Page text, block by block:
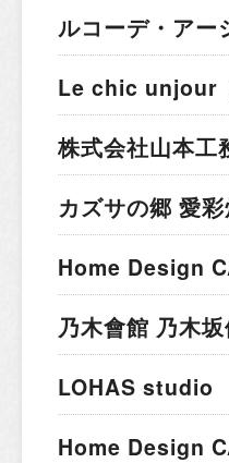
ルコーデ・ア
Le chic unjour
株式会社山本
カズサの郷 愛
Home Design
乃木會館 乃木
LOHAS studio
Home Design